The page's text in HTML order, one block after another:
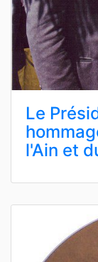
Le
l'Ain et